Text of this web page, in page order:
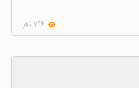
796 نفر